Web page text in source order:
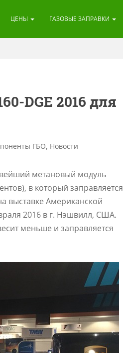
ЦЕНЫ ГАЗОВЫЕ ЗАПРАВКИ
DGE 2016 для
ГБО, Новости
метановый модуль
в который заправляется
выставке Американской
2016 в г. Нэшвилл, США.
меньше и заправляется